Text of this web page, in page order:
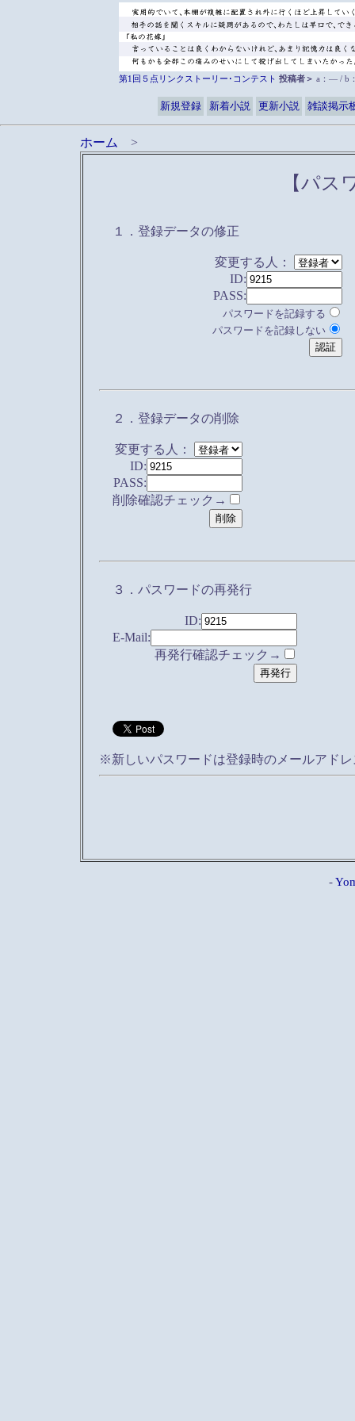
第1回５点リンクストーリー･コンテスト 投稿者＞ a：― / b
新規登録 新着小説 更新小説 雑談掲示
ホーム >
【パス
１．登録データの修正
変更する人：
ID:
PASS:
パスワードを記録する
パスワードを記録しない
２．登録データの削除
変更する人：
ID:
PASS:
削除確認チェック→
３．パスワードの再発行
ID:
E-Mail:
再発行確認チェック→
※新しいパスワードは登録時のメールアド
-